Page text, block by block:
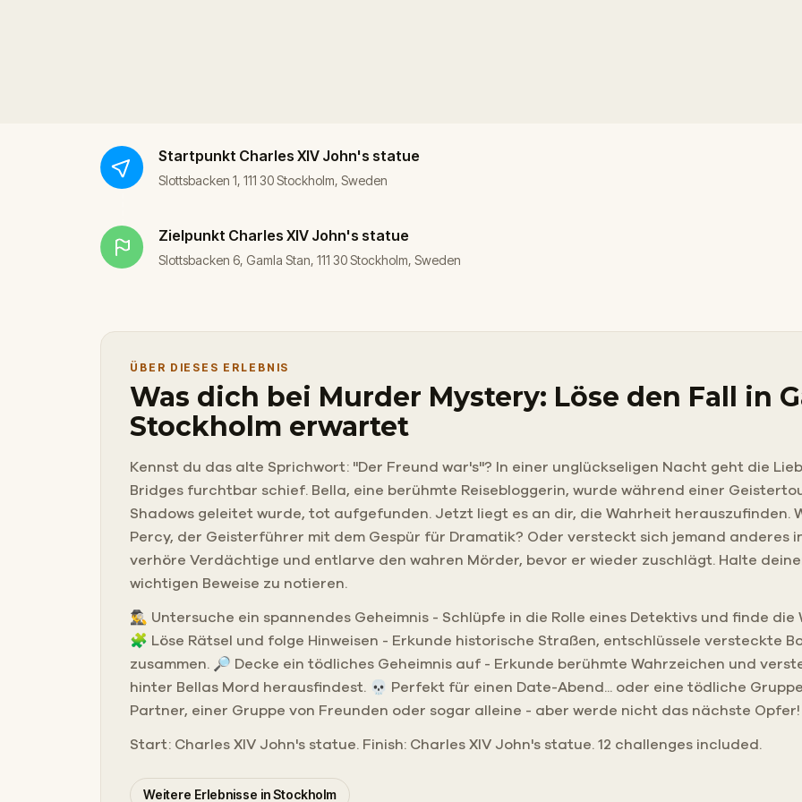
Startpunkt Charles XIV John's statue
Slottsbacken 1, 111 30 Stockholm, Sweden
Zielpunkt Charles XIV John's statue
Slottsbacken 6, Gamla Stan, 111 30 Stockholm, Sweden
ÜBER DIESES ERLEBNIS
Was dich bei Murder Mystery: Löse den Fall in
Stockholm erwartet
Kennst du das alte Sprichwort: "Der Freund war's"? In einer unglückseligen Nacht geht die
Bridges furchtbar schief. Bella, eine berühmte Reisebloggerin, wurde während einer
Shadows geleitet wurde, tot aufgefunden. Jetzt liegt es an dir, die Wahrheit herauszufinden.
Percy, der Geisterführer mit dem Gespür für Dramatik? Oder versteckt sich jemand anderes
verhöre Verdächtige und entlarve den wahren Mörder, bevor er wieder zuschlägt. Halte
wichtigen Beweise zu notieren.
🕵️‍♂️ Untersuche ein spannendes Geheimnis - Schlüpfe in die Rolle eines Detektivs und finde
🧩 Löse Rätsel und folge Hinweisen - Erkunde historische Straßen, entschlüssele versteckte
zusammen. 🔎 Decke ein tödliches Geheimnis auf - Erkunde berühmte Wahrzeichen und
hinter Bellas Mord herausfindest. 💀 Perfekt für einen Date-Abend... oder eine tödliche
Partner, einer Gruppe von Freunden oder sogar alleine - aber werde nicht das nächste Opfer!
Start: Charles XIV John's statue. Finish: Charles XIV John's statue. 12 challenges included.
Weitere Erlebnisse in Stockholm